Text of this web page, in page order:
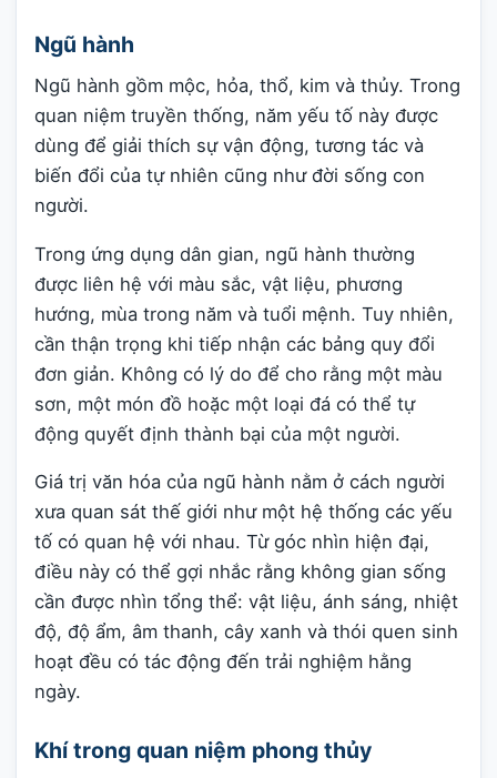
Ngũ hành
Ngũ hành gồm mộc, hỏa, thổ, kim và thủy. Trong
quan niệm truyền thống, năm yếu tố này được
dùng để giải thích sự vận động, tương tác và
biến đổi của tự nhiên cũng như đời sống con
người.
Trong ứng dụng dân gian, ngũ hành thường
được liên hệ với màu sắc, vật liệu, phương
hướng, mùa trong năm và tuổi mệnh. Tuy nhiên,
cần thận trọng khi tiếp nhận các bảng quy đổi
đơn giản. Không có lý do để cho rằng một màu
sơn, một món đồ hoặc một loại đá có thể tự
động quyết định thành bại của một người.
Giá trị văn hóa của ngũ hành nằm ở cách người
xưa quan sát thế giới như một hệ thống các yếu
tố có quan hệ với nhau. Từ góc nhìn hiện đại,
điều này có thể gợi nhắc rằng không gian sống
cần được nhìn tổng thể: vật liệu, ánh sáng, nhiệt
độ, độ ẩm, âm thanh, cây xanh và thói quen sinh
hoạt đều có tác động đến trải nghiệm hằng
ngày.
Khí trong quan niệm phong thủy